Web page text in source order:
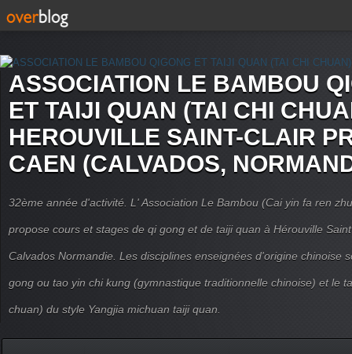
ASSOCIATION LE BAMBOU
ET TAIJI QUAN (TAI CHI
HEROUVILLE SAINT-CLAIR
CAEN (CALVADOS,
32ème année d'activité. L' Association Le Bambou (Cai yin fa ren
propose cours et stages de qi gong et de taiji quan à Hérouville
Calvados Normandie. Les disciplines enseignées d'origine chinoise
gong ou tao yin chi kung (gymnastique traditionnelle chinoise) et le
chuan) du style Yangjia michuan taiji quan.